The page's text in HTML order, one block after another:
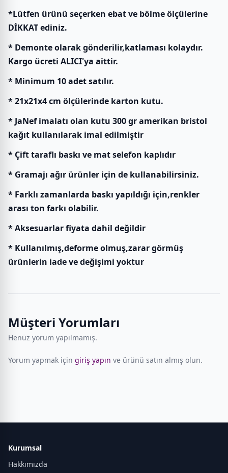
*Lütfen ürünü seçerken ebat ve bölme ölçülerine
DİKKAT ediniz.
* Demonte olarak gönderilir,katlaması kolaydır.
Kargo ücreti ALICI'ya aittir.
* Minimum 10 adet satılır.
* 21x21x4 cm ölçülerinde karton kutu.
* JaNef imalatı olan kutu 300 gr amerikan bristol
kağıt kullanılarak imal edilmiştir
* Çift taraflı baskı ve mat selefon kaplıdır
* Gramajı ağır ürünler için de kullanabilirsiniz.
* Farklı zamanlarda baskı yapıldığı için,renkler
arası ton farkı olabilir.
* Aksesuarlar fiyata dahil değildir
* Kullanılmış,deforme olmuş,zarar görmüş
ürünlerin iade ve değişimi yoktur
Müşteri Yorumları
Henüz yorum yapılmamış.
Yorum yapmak için giriş yapın ve ürünü satın almış olun.
Kurumsal
Hakkımızda